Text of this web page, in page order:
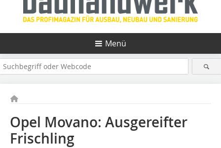
Menü
Opel Movano: Ausgereifter
Frischling